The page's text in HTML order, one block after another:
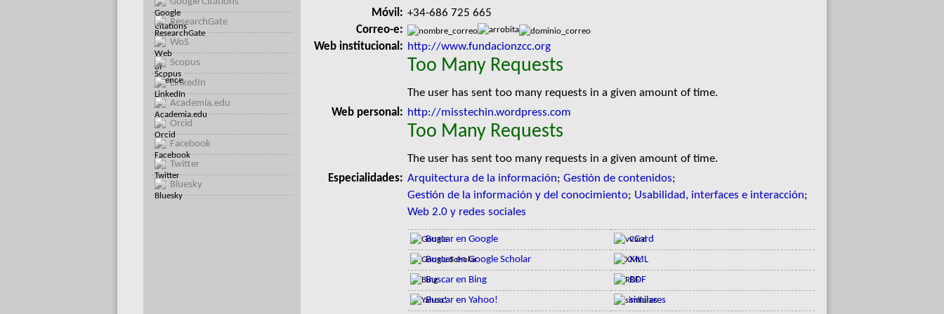
ResearchGate
WoS
Scopus
LinkedIn
Academia.edu
Orcid
Facebook
Twitter
Bluesky
Móvil: +34-686 725 665
Correo-e:
Web institucional: http://www.fundacionzcc.org
Too Many Requests
The user has sent too many requests in a given amount of time.
Web personal: http://misstechin.wordpress.com
Too Many Requests
The user has sent too many requests in a given amount of time.
Especialidades: Arquitectura de la información; Gestión de contenidos;
Gestión de la información y del conocimiento; Usabilidad, interfaces e interacción;
Web 2.0 y redes sociales
Buscar en Google
Buscar en Google Scholar
Buscar en Bing
Buscar en Yahoo!
vCard
XML
RDF
similares